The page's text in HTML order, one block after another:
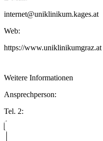
internet@uniklinikum.kages.at
Web:
https://www.uniklinikumgraz.at
Weitere Informationen
Ansprechperson:
Tel. 2: